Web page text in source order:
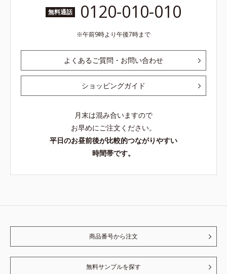
無料通話 0120-010-010
午前9時より午後7時まで
よくあるご質問・お問い合わせ
ショッピングガイド
月末は混み合いますので
お早めにご注文ください。
平日のお昼前後が比較的つながりやすい
時間帯です。
商品番号から注文
無料サンプルを探す